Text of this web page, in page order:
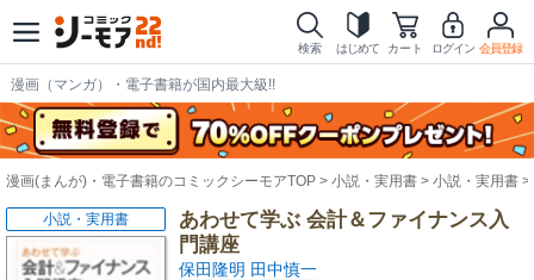
検索 はじめて カート ログイン 会員登録
漫画（マンガ）・電子書籍が国内最大級!!
漫画(まんが)・電子書籍のコミックシーモアTOP 小説・実用書 小説・実用書
あわせて学ぶ 会計＆ファイナンス入
門講座
保田隆明 田中慎一
小説・実用書